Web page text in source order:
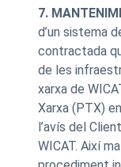
7.
d’un sistema
contractada
de les
xarxa de
Xarxa (PTX)
l’avís del
WICAT. Així